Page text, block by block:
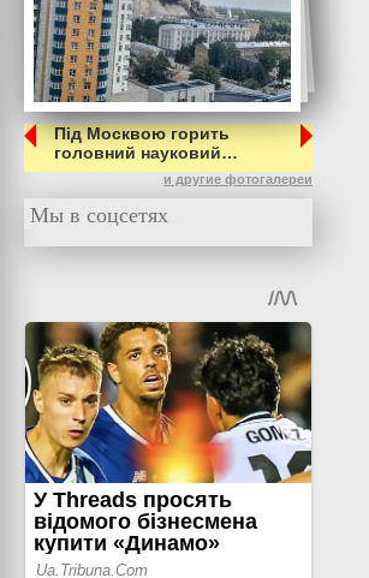
Під Москвою горить
головний науковий…
и другие фотогалереи
Мы в соцсетях